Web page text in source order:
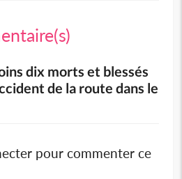
dix morts et blessés
de la route dans le
pour commenter ce